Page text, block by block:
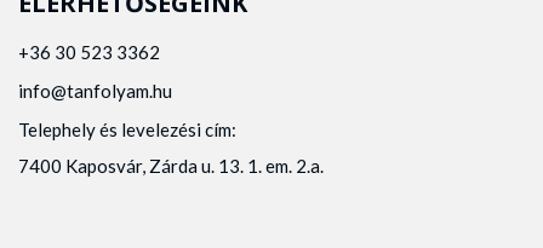
+36 30 523 3362
info@tanfolyam.hu
Telephely és levelezési cím:
7400 Kaposvár, Zárda u. 13. 1. em. 2.a.